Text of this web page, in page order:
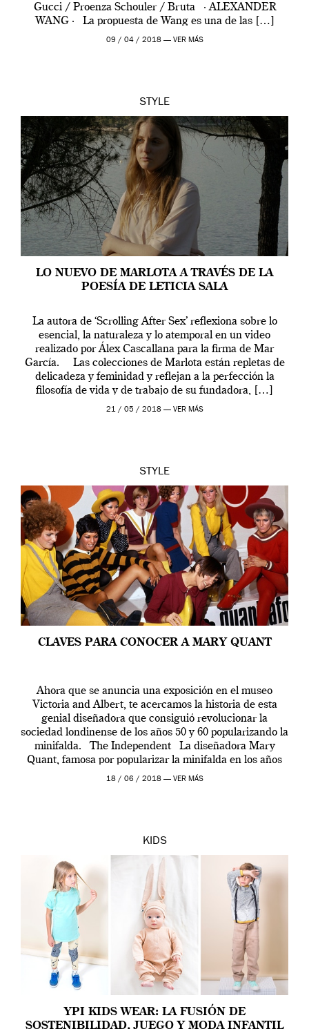
Gucci / Proenza Schouler / Bruta · ALEXANDER
WANG · La propuesta de Wang es una de las […]
09 / 04 / 2018 — VER MÁS
STYLE
LO NUEVO DE MARLOTA A TRAVÉS DE LA
POESÍA DE LETICIA SALA
La autora de ‘Scrolling After Sex’ reflexiona sobre lo
esencial, la naturaleza y lo atemporal en un video
realizado por Álex Cascallana para la firma de Mar
García. Las colecciones de Marlota están repletas de
delicadeza y feminidad y reflejan a la perfección la
filosofía de vida y de trabajo de su fundadora, […]
21 / 05 / 2018 — VER MÁS
STYLE
CLAVES PARA CONOCER A MARY QUANT
Ahora que se anuncia una exposición en el museo
Victoria and Albert, te acercamos la historia de esta
genial diseñadora que consiguió revolucionar la
sociedad londinense de los años 50 y 60 popularizando la
minifalda. The Independent La diseñadora Mary
Quant, famosa por popularizar la minifalda en los años
sesenta, está considerada un […]
18 / 06 / 2018 — VER MÁS
KIDS
YPI KIDS WEAR: LA FUSIÓN DE
SOSTENIBILIDAD, JUEGO Y MODA INFANTIL